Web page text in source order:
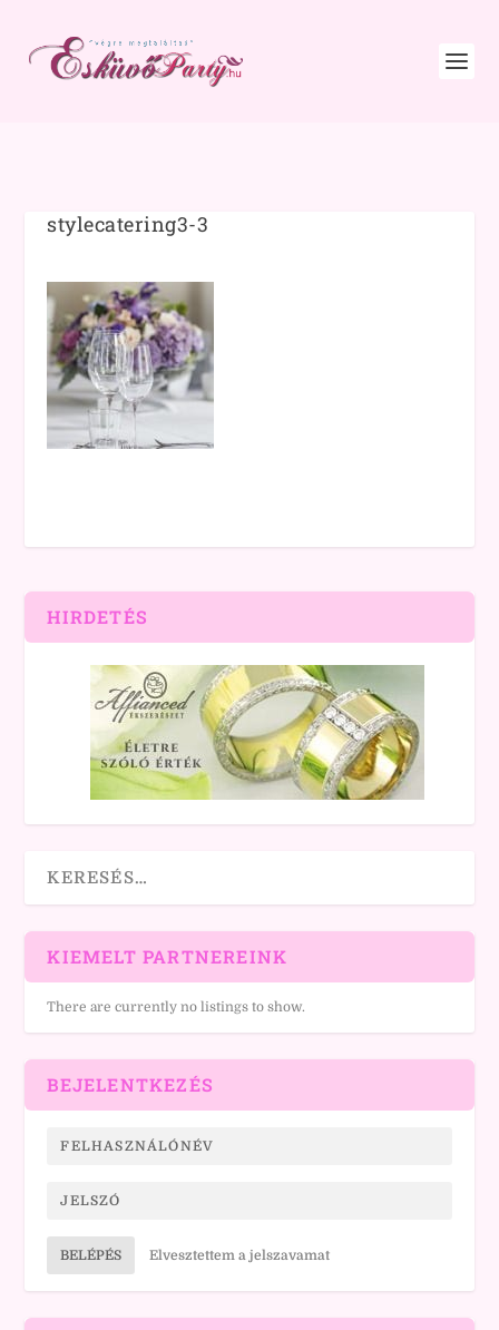
stylecatering3-3
HIRDETÉS
KIEMELT PARTNEREINK
There are currently no listings to show.
BEJELENTKEZÉS
BELÉPÉS Elvesztettem a jelszavamat